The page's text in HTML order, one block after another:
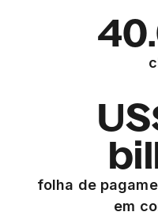
folha de
em